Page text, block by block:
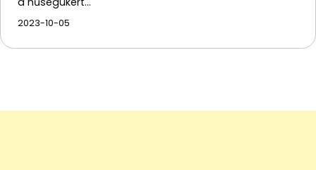
2023-10-05